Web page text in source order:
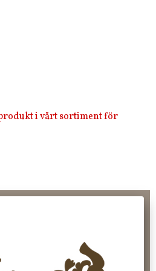
i vårt sortiment för
du enkelt och smidigt med KLARNA